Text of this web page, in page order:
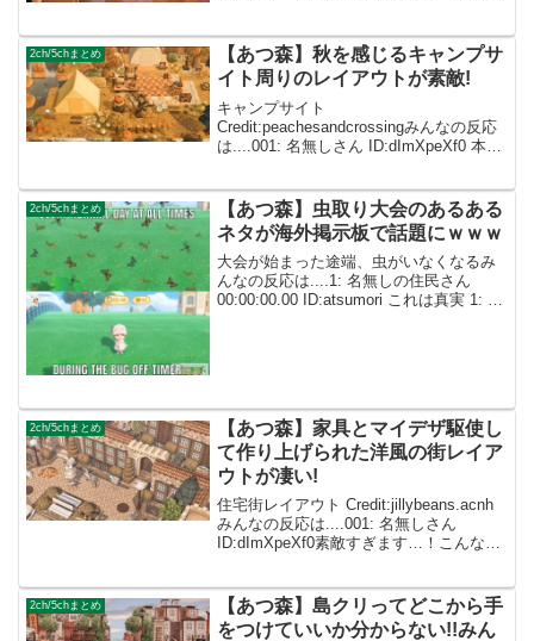
pic.twitter.com/PGRhVme68N— 雁えり...
2ch/5chまとめ
【あつ森】秋を感じるキャンプサ
イト周りのレイアウトが素敵!
キャンプサイト
Credit:peachesandcrossingみんなの反応
は....001: 名無しさん ID:dImXpeXf0 本当
似してみま...
2ch/5chまとめ
【あつ森】虫取り大会のあるある
ネタが海外掲示板で話題にｗｗｗ
大会が始まった途端、虫がいなくなるみ
んなの反応は....1: 名無しの住民さん
00:00:00.00 ID:atsumori これは真実 1: 名
2ch/5chまとめ
【あつ森】家具とマイデザ駆使し
て作り上げられた洋風の街レイア
ウトが凄い!
住宅街レイアウト Credit:jillybeans.acnh
みんなの反応は....001: 名無しさん
ID:dImXpeXf0素敵すぎます…！こんな綺
2ch/5chまとめ
【あつ森】島クリってどこから手
をつけていいか分からない!!みん